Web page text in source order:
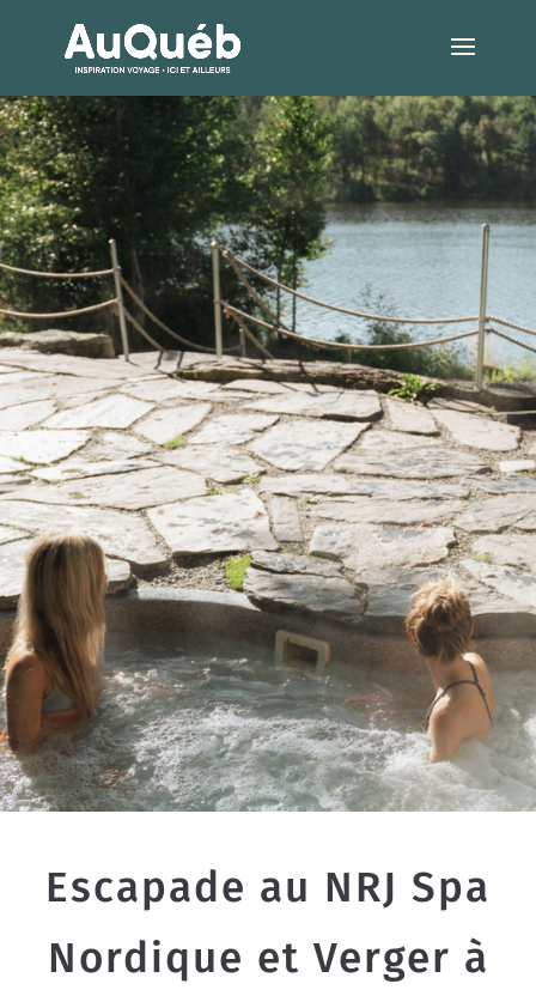
Escapade au NRJ Spa
Nordique et Verger à